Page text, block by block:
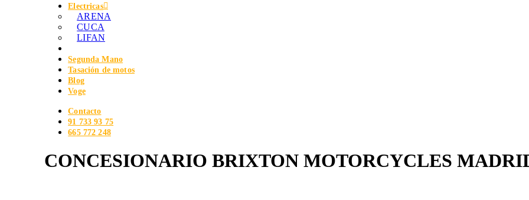
Electricas
ARENA
CUCA
LIFAN
Segunda Mano
Tasación de motos
Blog
Voge
Contacto
91 733 93 75
665 772 248
CONCESIONARIO BRIXTON MOTORCYCLES